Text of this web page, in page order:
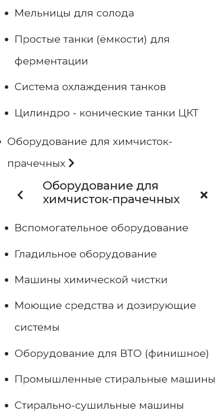
Мельницы для солода
Простые танки (ёмкости) для
ферментации
Система охлаждения танков
Цилиндро - конические танки ЦКТ
Оборудование для химчисток-
прачечных
Оборудование для
химчисток-прачечных
Вспомогательное оборудование
Гладильное оборудование
Машины химической чистки
Моющие средства и дозирующие
системы
Оборудование для ВТО (финишное)
Промышленные стиральные машины
Стирально-сушильные машины